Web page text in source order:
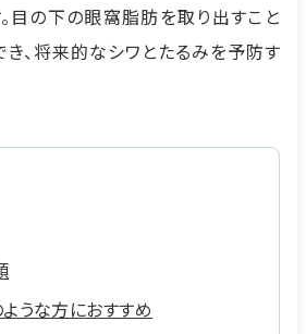
目の下の眼窩脂肪を取り出すこと
き、将来的なシワとたるみを予防す
うな方におすすめ